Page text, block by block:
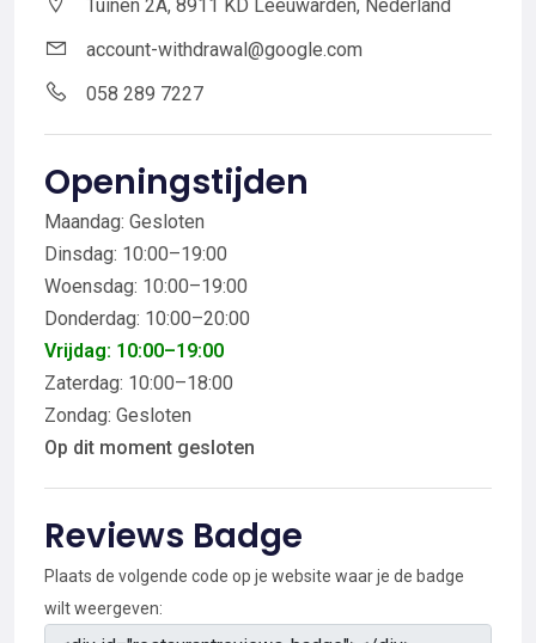
Tuinen 2A, 8911 KD Leeuwarden, Nederland
account-withdrawal@google.com
058 289 7227
Openingstijden
Maandag: Gesloten
Dinsdag: 10:00–19:00
Woensdag: 10:00–19:00
Donderdag: 10:00–20:00
Vrijdag: 10:00–19:00
Zaterdag: 10:00–18:00
Zondag: Gesloten
Op dit moment gesloten
Reviews Badge
Plaats de volgende code op je website waar je de badge
wilt weergeven: